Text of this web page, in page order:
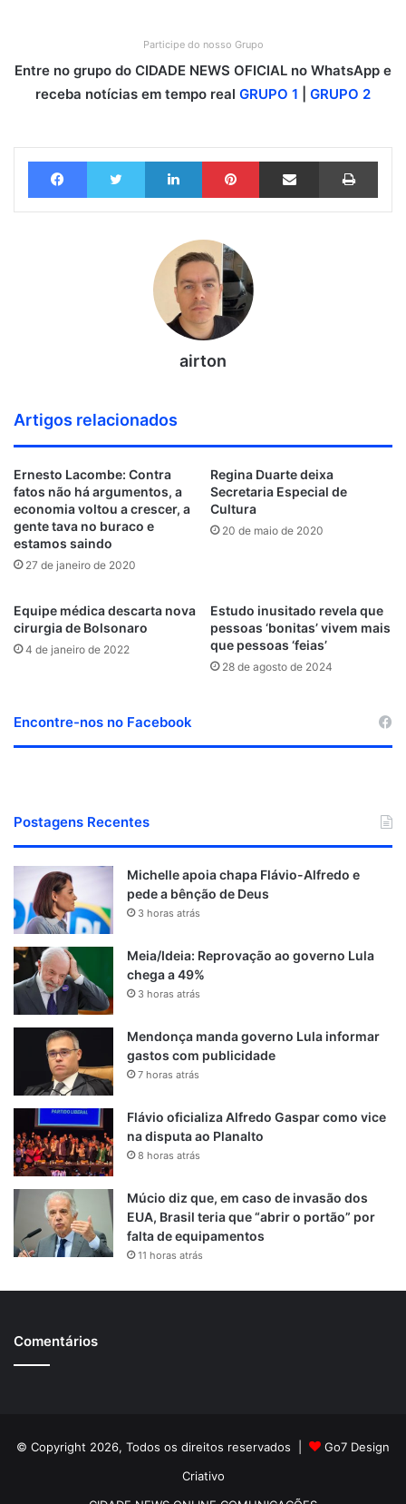
Participe do nosso Grupo
Entre no grupo do CIDADE NEWS OFICIAL no WhatsApp e
receba notícias em tempo real GRUPO 1 GRUPO 2
Facebook Twitter Linkedin Pinterest Compartilhar via e-mail
airton
Artigos relacionados
Ernesto Lacombe: Contra
fatos não há argumentos, a
economia voltou a crescer, a
gente tava no buraco e
estamos saindo
27 de janeiro de 2020
Regina Duarte deixa
Secretaria Especial de
Cultura
20 de maio de 2020
Equipe médica descarta nova
cirurgia de Bolsonaro
4 de janeiro de 2022
Estudo inusitado revela que
pessoas ‘bonitas’ vivem mais
que pessoas ‘feias’
28 de agosto de 2024
Encontre-nos no Facebook
Postagens Recentes
Michelle apoia chapa Flávio-Alfredo e
pede a bênção de Deus
3 horas atrás
Meia/Ideia: Reprovação ao governo Lula
chega a 49%
3 horas atrás
Mendonça manda governo Lula informar
gastos com publicidade
7 horas atrás
Flávio oficializa Alfredo Gaspar como vice
na disputa ao Planalto
8 horas atrás
Múcio diz que, em caso de invasão dos
EUA, Brasil teria que “abrir o portão” por
falta de equipamentos
11 horas atrás
Comentários
© Copyright 2026, Todos os direitos reservados |
Go7 Design
Criativo